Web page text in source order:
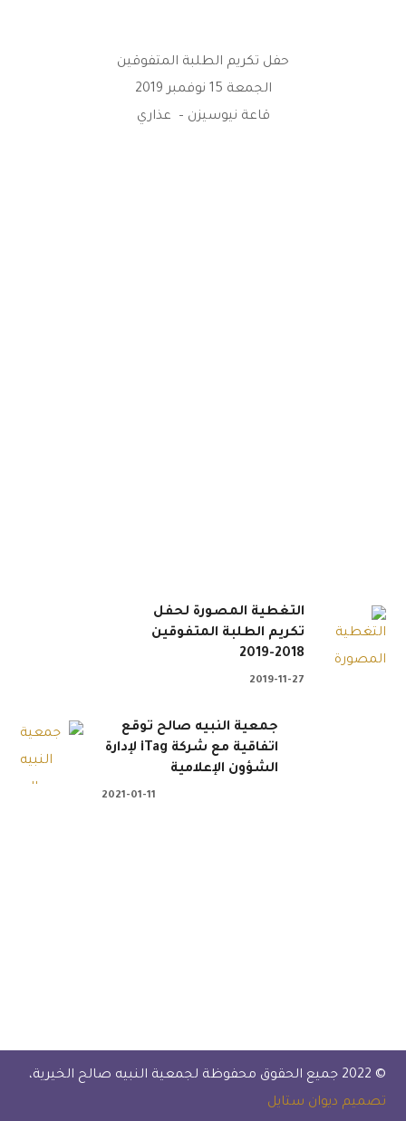
حفل تكريم الطلبة المتفوقين
الجمعة 15 نوفمبر 2019
قاعة نيوسيزن – عذاري
التغطية المصورة لحفل
تكريم الطلبة المتفوقين
2018-2019
2019-11-27
جمعية النبيه صالح توقع
اتفاقية مع شركة iTag لإدارة
الشؤون الإعلامية
2021-01-11
© 2022 جميع الحقوق محفوظة لجمعية النبيه صالح الخيرية،
تصميم ديوان ستايل